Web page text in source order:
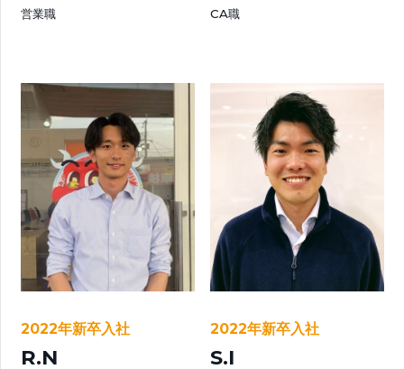
営業職 CA職
2022年新卒入社
R.N
2022年新卒入社
S.I